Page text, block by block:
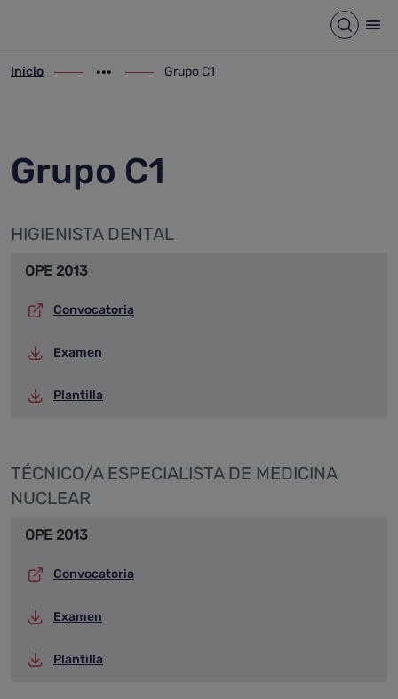
Abrir
ir-a inicio
Inicio
Mostrar opciones del camino de migas
ir-a Grupo C1
Grupo C1
Grupo C1
HIGIENISTA DENTAL
OPE 2013
Convocatoria
Examen
Plantilla
TÉCNICO/A ESPECIALISTA DE MEDICINA
NUCLEAR
OPE 2013
Convocatoria
Examen
Plantilla